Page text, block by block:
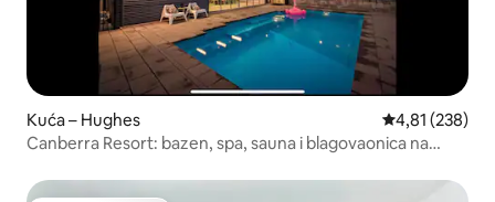
Kuća – Hughes Prosječna
4,81 (238)
Canberra Resort: bazen, spa, sauna i blagovaonica na